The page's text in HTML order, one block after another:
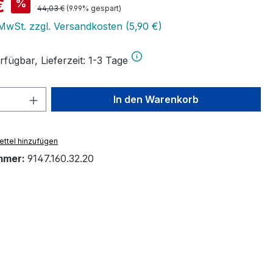
% Regulärer Preis:
44,03 € (9.99% gespart)
zzgl. Versandkosten (5,90 €)
Lieferzeit: 1-3 Tage
Anzahl: Gib den gewünschten Wert
In den Warenkorb
hinzufügen
9147.160.32.20